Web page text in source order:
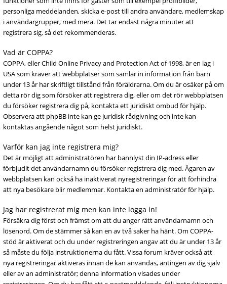
personliga meddelanden, skicka e-post till andra användare, medlemskap
i användargrupper, med mera. Det tar endast några minuter att
registrera sig, så det rekommenderas.
Vad är COPPA?
COPPA, eller Child Online Privacy and Protection Act of 1998, är en lag i
USA som kräver att webbplatser som samlar in information från barn
under 13 år har skriftligt tillstånd från föräldrarna. Om du är osäker på om
detta rör dig som försöker att registrera dig, eller om det rör webbplatsen
du försöker registrera dig på, kontakta ett juridiskt ombud för hjälp.
Observera att phpBB inte kan ge juridisk rådgivning och inte kan
kontaktas angående något som helst juridiskt.
Varför kan jag inte registrera mig?
Det är möjligt att administratören har bannlyst din IP-adress eller
förbjudit det användarnamn du försöker registrera dig med. Ägaren av
webbplatsen kan också ha inaktiverat nyregistreringar för att förhindra
att nya besökare blir medlemmar. Kontakta en administratör för hjälp.
Jag har registrerat mig men kan inte logga in!
Försäkra dig först och främst om att du anger rätt användarnamn och
lösenord. Om de stämmer så kan en av två saker ha hänt. Om COPPA-
stöd är aktiverat och du under registreringen angav att du är under 13 år
så måste du följa instruktionerna du fått. Vissa forum kräver också att
nya registreringar aktiveras innan de kan användas, antingen av dig själv
eller av an administratör; denna information visades under